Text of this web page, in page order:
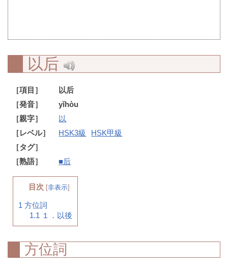
以后
［項目］
以后
［発音］
yǐhòu
［親字］
以
［レベル］
HSK3級
HSK甲級
［タグ］
［熟語］
■后
目次 [非表示]
1 方位詞
1.1 １．以後
方位詞